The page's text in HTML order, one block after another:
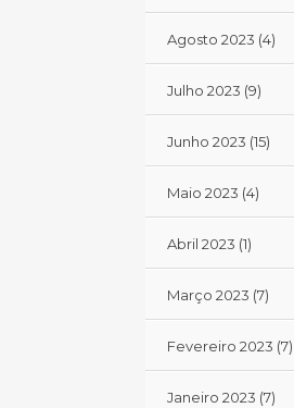
Agosto 2023 (4)
Julho 2023 (9)
Junho 2023 (15)
Maio 2023 (4)
Abril 2023 (1)
Março 2023 (7)
Fevereiro 2023 (7)
Janeiro 2023 (7)